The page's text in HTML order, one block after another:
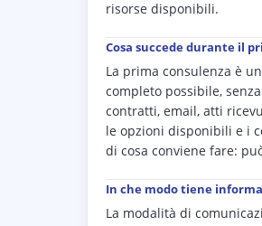
risorse disponibili.
Cosa succede durante il
La prima consulenza è
completo possibile,
contratti, email, atti
le opzioni disponibili e i
di cosa conviene fare:
In che modo tiene
La modalità di